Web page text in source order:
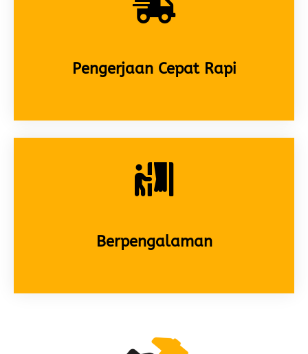
Pengerjaan Cepat Rapi
Berpengalaman